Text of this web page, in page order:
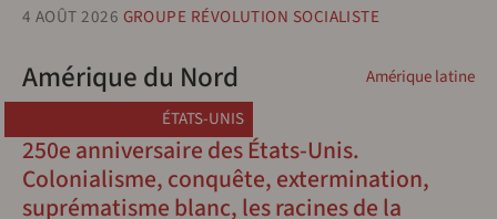
4 AOÛT 2026 GROUPE RÉVOLUTION SOCIALISTE
Amérique latine
Amérique du Nord
ÉTATS-UNIS
250e anniversaire des États-Unis.
Colonialisme, conquête, extermination,
suprématisme blanc, les racines de la